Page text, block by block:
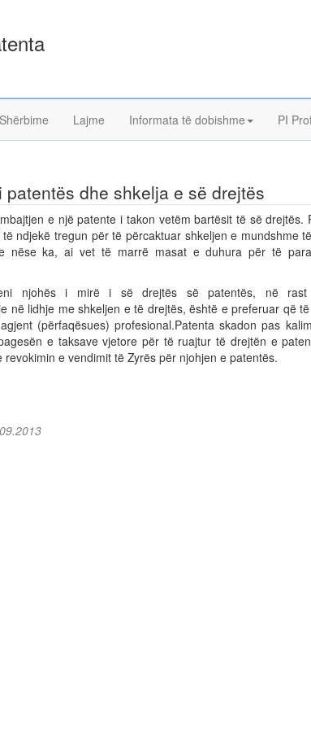
Shërbime Lajme Informata të dobishme PI
patentës dhe shkelja e së drejtës
e një patente i takon vetëm bartësit të së drejtës.
ndjekë tregun për të përcaktuar shkeljen e mundshme
nëse ka, ai vet të marrë masat e duhura për të
njohës i mirë i së drejtës së patentës, në
në lidhje me shkeljen e të drejtës, është e preferuar që
(përfaqësues) profesional.Patenta skadon pas
e taksave vjetore për të ruajtur të drejtën e
revokimin e vendimit të Zyrës për njohjen e patentës.